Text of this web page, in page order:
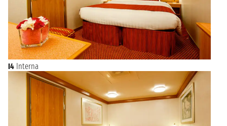
I4 Interna